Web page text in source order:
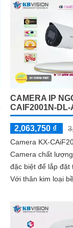
CAMERA IP
CAIF2001N-DL-
2,063,750 ₫
Camera KX-
Camera chất
đặc biệt để lắp đặt
Với thân kim loại
HD 1080P